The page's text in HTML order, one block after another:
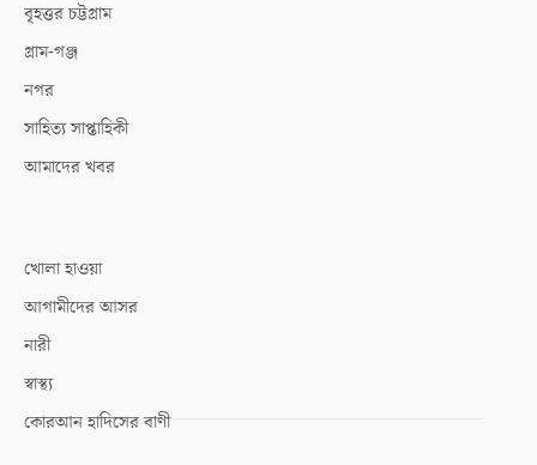
বৃহত্তর চট্টগ্রাম
গ্রাম-গঞ্জ
নগর
সাহিত্য সাপ্তাহিকী
আমাদের খবর
খোলা হাওয়া
আগামীদের আসর
নারী
স্বাস্থ্য
কোরআন হাদিসের বাণী